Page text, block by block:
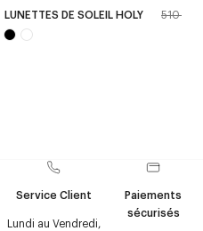
LUNETTES DE SOLEIL HOLY 510 CHF
Service Client
Lundi au Vendredi,
Paiements
sécurisés